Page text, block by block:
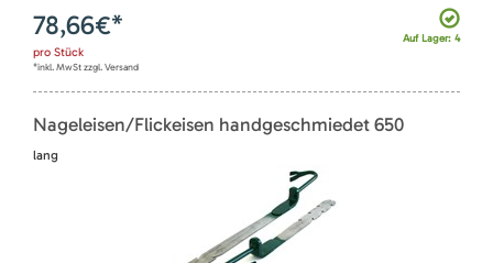
Auf Lager: 4
78,66€*
pro Stück
*inkl. MwSt zzgl. Versand
Nageleisen/Flickeisen handgeschmiedet 650
lang